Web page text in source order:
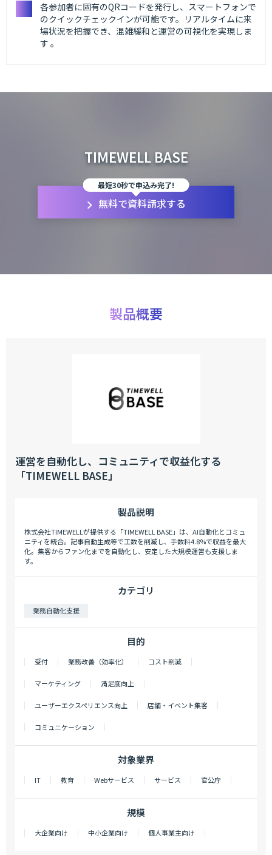
各参加者に固有のQRコードを発行し、スマートフォンで
のクイックチェックインが可能です。リアルタイムに来
場状況を把握でき、混雑緩和と運営の可視化を実現しま
す 。
TIMEWELL BASE
最短30秒で申込み完了!
無料で資料請求する
製品概要
運営を自動化し、コミュニティで収益化する
「TIMEWELL BASE」
製品説明
株式会社TIMEWELLが提供する「TIMEWELL BASE」は、AI自動化とコミュ
ニティを統合。記事自動生成等で工数を削減し、手数料4.8%で収益を最大
化。集客からファン化までを自動化し、安定した大規模運営も支援しま
す。
カテゴリ
業務自動化支援
目的
受付 業務改善（効率化） コスト削減
マーケティング 満足度向上
ユーザーエクスペリエンス向上 店舗・イベント集客
コミュニケーション
対象業界
IT 教育 Webサービス サービス 官公庁
規模
大企業向け 中小企業向け 個人事業主向け